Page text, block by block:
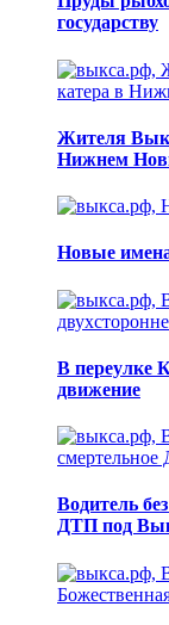
государству
Жителя
Нижнем
Новые
В переулке
движение
Водитель
ДТП под